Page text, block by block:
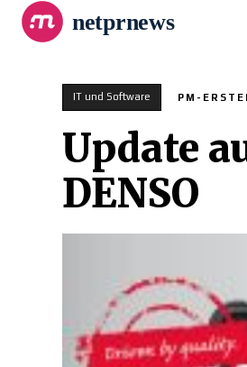
netprnews
IT und Software PM-
Update
DENSO